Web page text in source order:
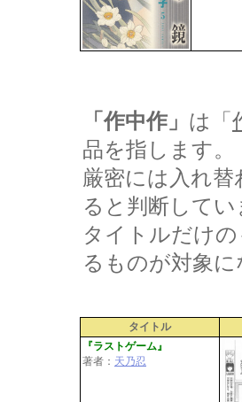
「作中作」 は「
品を指します。
厳密には入れ
ると判断してい
タイトルだけ
るものが対象に
タイトル
『ラストゲーム』
著者： 天乃忍